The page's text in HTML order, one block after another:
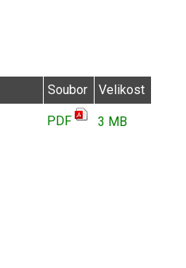
Soubor Velikost
PDF 3 MB